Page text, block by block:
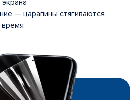
— царапины стягиваются
время